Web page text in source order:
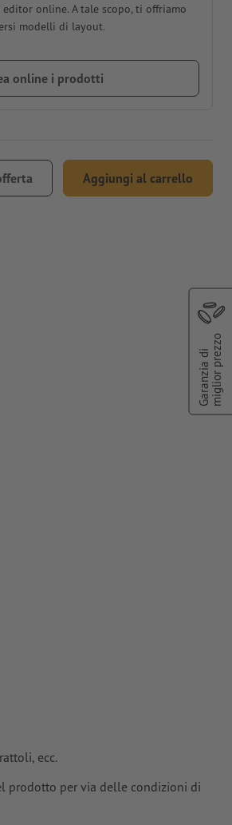
online. A tale scopo, ti offriamo
modelli di layout.
online i prodotti
Aggiungi al carrello
ecc.
prodotto per via delle condizioni di
Garanzia dimiglior prezzo